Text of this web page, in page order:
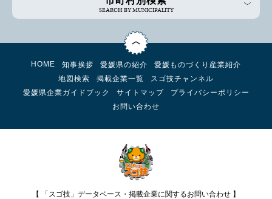
SEARCH BY MUNICIPALITY
HOME 知事挨拶 愛媛県の紹介
愛媛ものづくり産業紹介
地図検索
掲載企業一覧
スゴ技チャンネル
愛媛県企業ガイドブック
サイトマップ
プライバシーポリシー
お問い合わせ
【 「スゴ技」データベース・掲載企業に関するお問い合わせ 】